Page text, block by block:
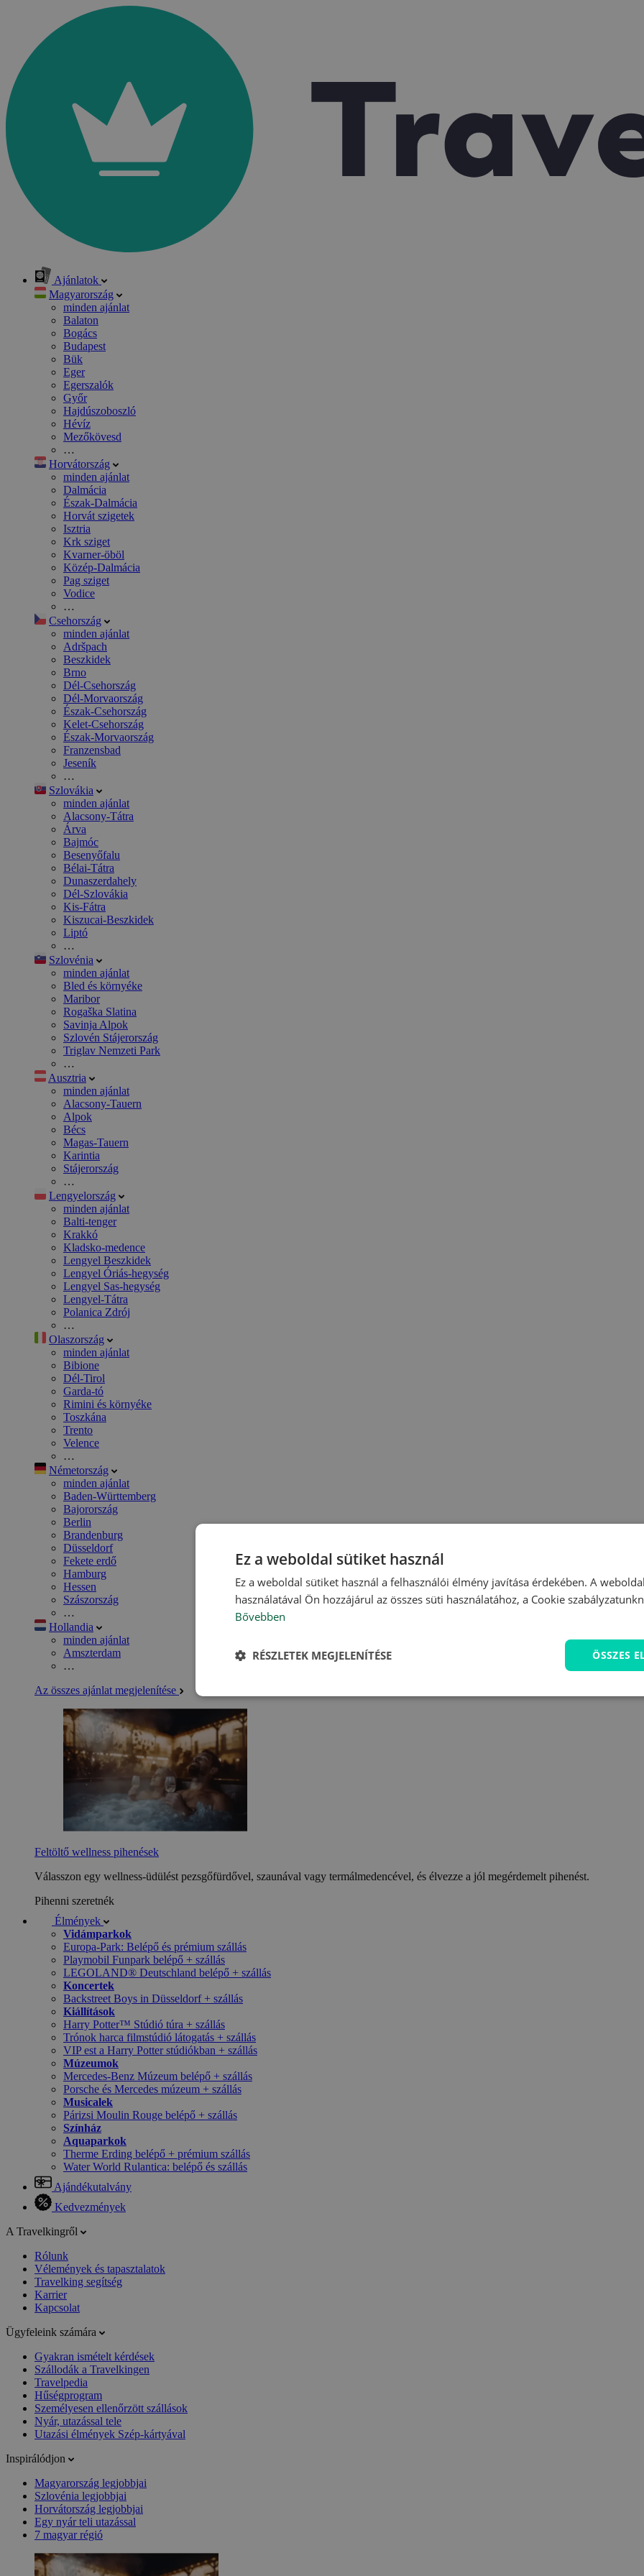
Ajánlatok
Magyarország
minden ajánlat
Balaton
Bogács
Budapest
Bük
Eger
Egerszalók
Győr
Hajdúszoboszló
Hévíz
Mezőkövesd
…
Horvátország
minden ajánlat
Dalmácia
Észak-Dalmácia
Horvát szigetek
Isztria
Krk sziget
Kvarner-öböl
Közép-Dalmácia
Pag sziget
Vodice
…
Csehország
minden ajánlat
Adršpach
Beszkidek
Brno
Dél-Csehország
Dél-Morvaország
Észak-Csehország
Kelet-Csehország
Észak-Morvaország
Franzensbad
Jeseník
…
Szlovákia
minden ajánlat
Alacsony-Tátra
Árva
Bajmóc
Besenyőfalu
Bélai-Tátra
Dunaszerdahely
Dél-Szlovákia
Kis-Fátra
Kiszucai-Beszkidek
Liptó
…
Szlovénia
minden ajánlat
Bled és környéke
Maribor
Rogaška Slatina
Savinja Alpok
Szlovén Stájerország
Triglav Nemzeti Park
…
Ausztria
minden ajánlat
Alacsony-Tauern
Alpok
Bécs
Magas-Tauern
Karintia
Stájerország
…
Lengyelország
minden ajánlat
Balti-tenger
Krakkó
Kladsko-medence
Lengyel Beszkidek
Lengyel Óriás-hegység
Lengyel Sas-hegység
Lengyel-Tátra
Polanica Zdrój
…
Olaszország
minden ajánlat
Bibione
Dél-Tirol
Garda-tó
Rimini és környéke
Toszkána
Trento
Velence
…
Németország
minden ajánlat
Baden-Württemberg
Bajorország
Berlin
Brandenburg
Düsseldorf
Fekete erdő
Hamburg
Hessen
Szászország
…
Hollandia
minden ajánlat
Amszterdam
…
Az összes ajánlat megjelenítése
Feltöltő wellness pihenések
Válasszon egy wellness-üdülést pezsgőfürdővel, szaunával vagy termálmedencével, és élvezze a jól megérdemelt pihenést.
Pihenni szeretnék
Élmények
Vidámparkok
Europa-Park: Belépő és prémium szállás
Playmobil Funpark belépő + szállás
LEGOLAND® Deutschland belépő + szállás
Koncertek
Backstreet Boys in Düsseldorf + szállás
Kiállítások
Harry Potter™ Stúdió túra + szállás
Trónok harca filmstúdió látogatás + szállás
VIP est a Harry Potter stúdiókban + szállás
Múzeumok
Mercedes-Benz Múzeum belépő + szállás
Porsche és Mercedes múzeum + szállás
Musicalek
Párizsi Moulin Rouge belépő + szállás
Színház
Aquaparkok
Therme Erding belépő + prémium szállás
Water World Rulantica: belépő és szállás
Ajándékutalvány
Kedvezmények
A Travelkingről
Rólunk
Vélemények és tapasztalatok
Travelking segítség
Karrier
Kapcsolat
Ügyfeleink számára
Gyakran ismételt kérdések
Szállodák a Travelkingen
Travelpedia
Hűségprogram
Személyesen ellenőrzött szállások
Nyár, utazással tele
Utazási élmények Szép-kártyával
Inspirálódjon
Magyarország legjobbjai
Szlovénia legjobbjai
Horvátország legjobbjai
Egy nyár teli utazással
7 magyar régió
Ez a weboldal sütiket használ
Ez a weboldal sütiket használ a felhasználói élmény javítása érdekében. A
használatával Ön hozzájárul az összes süti használatához, a Cookie
Bővebben
ÖSSZES
RÉSZLETEK MEGJELENÍTÉSE